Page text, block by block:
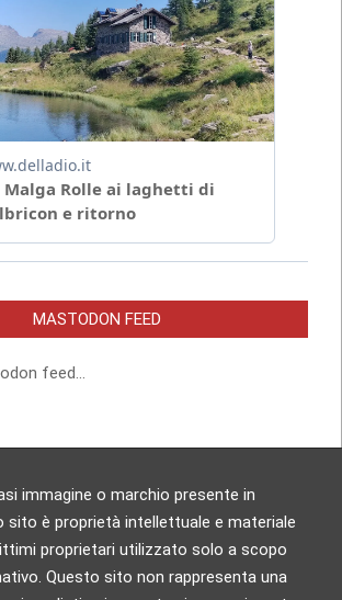
MASTODON FEED
feed...
immagine o marchio presente in
sito è proprietà intellettuale e materiale
proprietari utilizzato solo a scopo
Questo sito non rappresenta una